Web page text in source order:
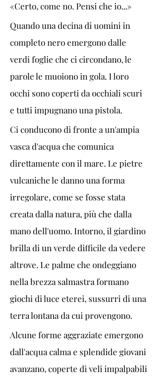
«Certo, come no. Pensi che io...»
Quando una decina di uomini in
completo nero emergono dalle
verdi foglie che ci circondano, le
parole le muoiono in gola. I loro
occhi sono coperti da occhiali scuri
e tutti impugnano una pistola.
Ci conducono di fronte a un'ampia
vasca d'acqua che comunica
direttamente con il mare. Le pietre
vulcaniche le danno una forma
irregolare, come se fosse stata
creata dalla natura, più che dalla
mano dell'uomo. Intorno, il giardino
brilla di un verde difficile da vedere
altrove. Le palme che ondeggiano
nella brezza salmastra formano
giochi di luce eterei, sussurri di una
terra lontana da cui provengono.
Alcune forme aggraziate emergono
dall'acqua calma e splendide giovani
avanzano, coperte di veli impalpabili